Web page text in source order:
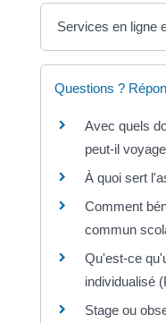
Services en ligne
Questions ?
Avec quels
peut-il
À quoi sert
Comment
commun
Qu'est-ce
individualisé
Stage ou